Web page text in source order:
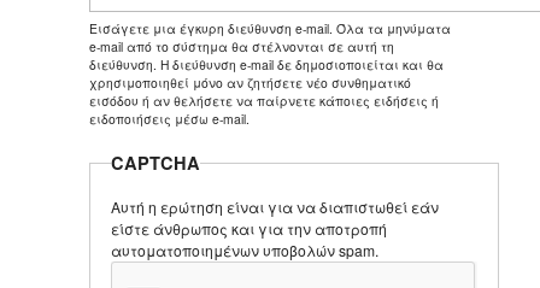
Εισάγετε μια έγκυρη διεύθυνση e-mail. Όλα τα μηνύματα
e-mail από το σύστημα θα στέλνονται σε αυτή τη
διεύθυνση. Η διεύθυνση e-mail δε δημοσιοποιείται και θα
χρησιμοποιηθεί μόνο αν ζητήσετε νέο συνθηματικό
εισόδου ή αν θελήσετε να παίρνετε κάποιες ειδήσεις ή
ειδοποιήσεις μέσω e-mail.
CAPTCHA
Αυτή η ερώτηση είναι για να διαπιστωθεί εάν
είστε άνθρωπος και για την αποτροπή
αυτοματοποιημένων υποβολών spam.